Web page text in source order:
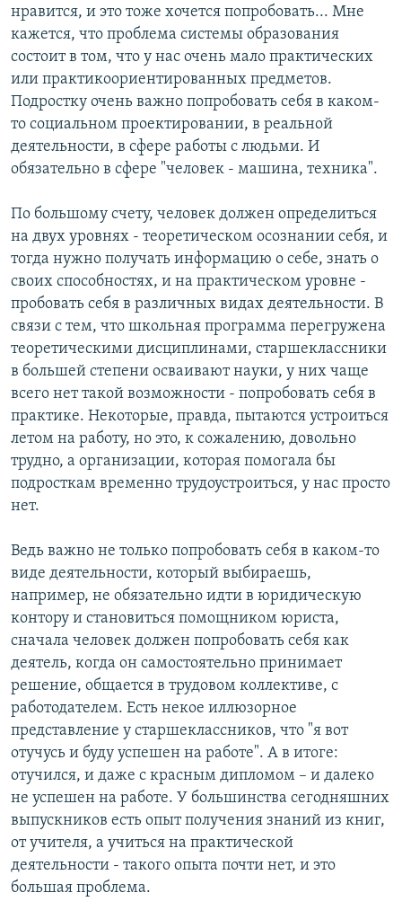
нравится, и это тоже хочется попробовать... Мне
кажется, что проблема системы образования
состоит в том, что у нас очень мало практических
или практикоориентированных предметов.
Подростку очень важно попробовать себя в каком-
то социальном проектировании, в реальной
деятельности, в сфере работы с людьми. И
обязательно в сфере "человек - машина, техника".
По большому счету, человек должен определиться
на двух уровнях - теоретическом осознании себя, и
тогда нужно получать информацию о себе, знать о
своих способностях, и на практическом уровне -
пробовать себя в различных видах деятельности. В
связи с тем, что школьная программа перегружена
теоретическими дисциплинами, старшеклассники
в большей степени осваивают науки, у них чаще
всего нет такой возможности - попробовать себя в
практике. Некоторые, правда, пытаются устроиться
летом на работу, но это, к сожалению, довольно
трудно, а организации, которая помогала бы
подросткам временно трудоустроиться, у нас просто
нет.
Ведь важно не только попробовать себя в каком-то
виде деятельности, который выбираешь,
например, не обязательно идти в юридическую
контору и становиться помощником юриста,
сначала человек должен попробовать себя как
деятель, когда он самостоятельно принимает
решение, общается в трудовом коллективе, с
работодателем. Есть некое иллюзорное
представление у старшеклассников, что "я вот
отучусь и буду успешен на работе". А в итоге:
отучился, и даже с красным дипломом – и далеко
не успешен на работе. У большинства сегодняшних
выпускников есть опыт получения знаний из книг,
от учителя, а учиться на практической
деятельности - такого опыта почти нет, и это
большая проблема.